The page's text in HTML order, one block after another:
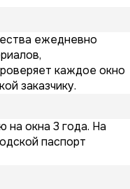
ежедневно
каждое окно
заказчику.
на окна 3 года. На
паспорт